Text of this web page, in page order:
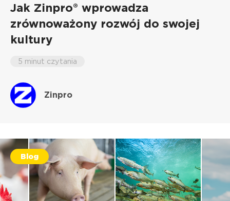
Jak Zinpro® wprowadza
zrównoważony rozwój do swojej
kultury
5 minut czytania
Zinpro
Blog